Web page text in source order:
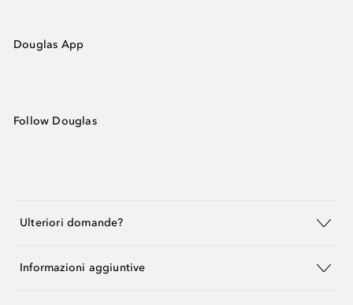
Douglas App
Follow Douglas
Ulteriori domande?
Informazioni aggiuntive